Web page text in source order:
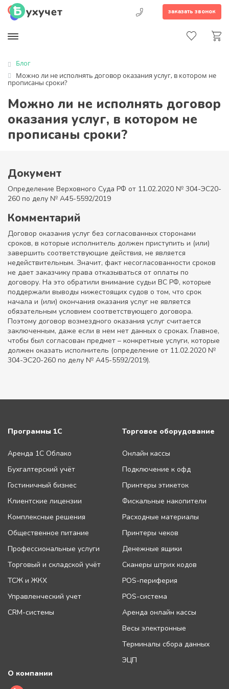
заказать звонок
Блог
Можно ли не исполнять договор оказания услуг, в котором не
прописаны сроки?
Можно ли не исполнять договор
оказания услуг, в котором не
прописаны сроки?
Документ
Определение Верховного Суда РФ от 11.02.2020 № 304-ЭС20-
260 по делу № А45-5592/2019
Комментарий
Договор оказания услуг без согласованных сторонами
сроков, в которые исполнитель должен приступить и (или)
завершить соответствующие действия, не является
недействительным. Значит, факт несогласованности сроков
не дает заказчику права отказываться от оплаты по
договору. На это обратили внимание судьи ВС РФ, которые
поддержали выводы нижестоящих судов о том, что срок
начала и (или) окончания оказания услуг не является
обязательным условием соответствующего договора.
Поэтому договор возмездного оказания услуг считается
заключенным, даже если в нем нет данных о сроках. Главное,
чтобы был согласован предмет – конкретные услуги, которые
должен оказать исполнитель (определение от 11.02.2020 №
304-ЭС20-260 по делу № А45-5592/2019).
Программы 1С
Аренда 1С Облако
Бухгалтерский учёт
Гостиничный бизнес
Клиентские лицензии
Комплексные решения
Общественное питание
Профессиональные услуги
Торговый и складской учёт
ТСЖ и ЖКХ
Управленческий учет
CRM-системы
Торговое оборудование
Онлайн кассы
Подключение к офд
Принтеры этикеток
Фискальные накопители
Расходные материалы
Принтеры чеков
Денежные ящики
Сканеры штрих кодов
POS-периферия
POS-система
Аренда онлайн кассы
Весы электронные
Терминалы сбора данных
ЭЦП
О компании